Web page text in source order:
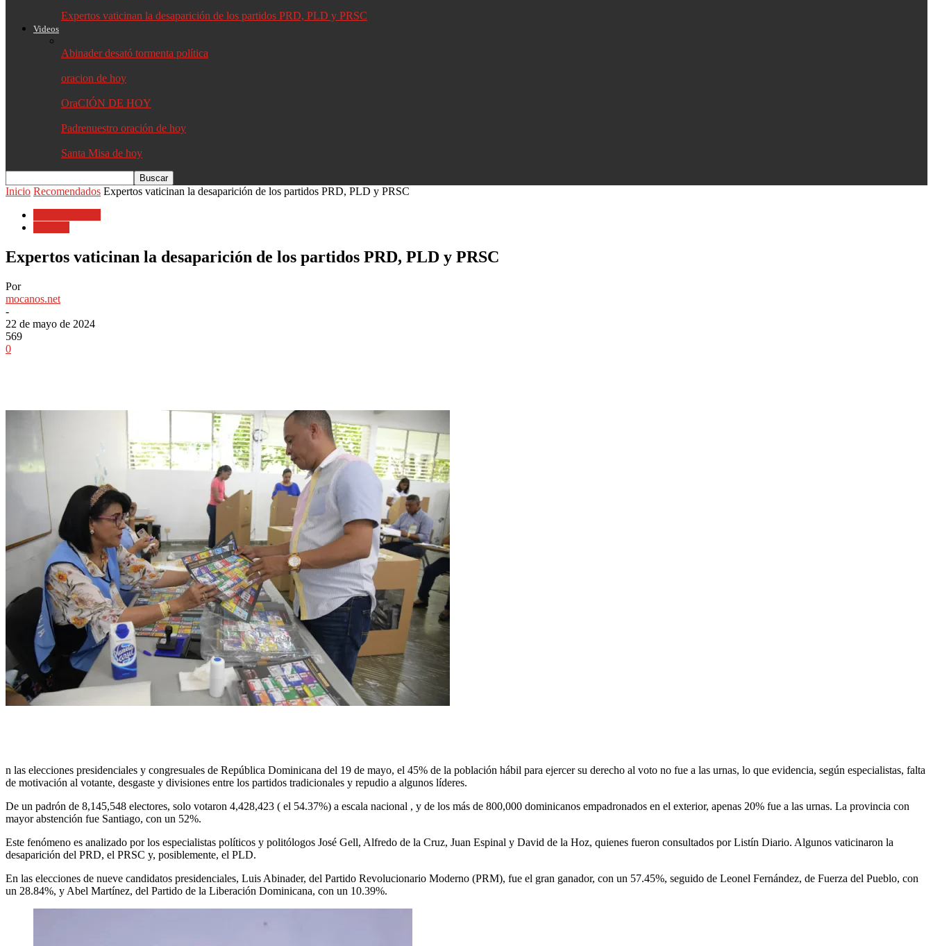
Expertos vaticinan la desaparición de los partidos PRD, PLD y PRSC
Videos
Abinader desató tormenta política
oracion de hoy
OraCIÓN DE HOY
Padrenuestro oración de hoy
Santa Misa de hoy
Inicio Recomendados Expertos vaticinan la desaparición de los partidos PRD, PLD y PRSC
Expertos vaticinan la desaparición de los partidos PRD, PLD y PRSC
Por
mocanos.net
-
22 de mayo de 2024
569
0
n las elecciones presidenciales y congresuales de República Dominicana del 19 de mayo, el 45% de la población hábil para ejercer su derecho al voto no fue a las urnas, lo que evidencia, según especialistas, falta
de motivación al votante, desgaste y divisiones entre los partidos tradicionales y repudio a algunos líderes.
De un padrón de 8,145,548 electores, solo votaron 4,428,423 ( el 54.37%) a escala nacional , y de los más de 800,000 dominicanos empadronados en el exterior, apenas 20% fue a las urnas. La provincia con
mayor abstención fue Santiago, con un 52%.
Este fenómeno es analizado por los especialistas políticos y politólogos José Gell, Alfredo de la Cruz, Juan Espinal y David de la Hoz, quienes fueron consultados por Listín Diario. Algunos vaticinaron la
desaparición del PRD, el PRSC y, posiblemente, el PLD.
En las elecciones de nueve candidatos presidenciales, Luis Abinader, del Partido Revolucionario Moderno (PRM), fue el gran ganador, con un 57.45%, seguido de Leonel Fernández, de Fuerza del Pueblo, con
un 28.84%, y Abel Martínez, del Partido de la Liberación Dominicana, con un 10.39%.